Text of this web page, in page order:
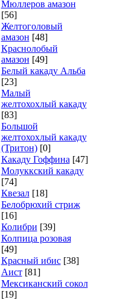
Мюллеров амазон
[56]
Желтоголовый
амазон [48]
Краснолобый
амазон [49]
Белый какаду Альба
[23]
Малый
желтохохлый какаду
[83]
Большой
желтохохлый какаду
(Тритон) [0]
Какаду Гоффина [47]
Молуккский какаду
[74]
Квезал [18]
Белобрюхий стриж
[16]
Колибри [39]
Колпица розовая
[49]
Красный ибис [38]
Аист [81]
Мексиканский сокол
[19]